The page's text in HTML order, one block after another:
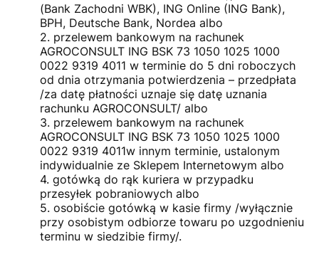
(Bank Zachodni WBK), ING Online (ING Bank),
BPH, Deutsche Bank, Nordea albo
2. przelewem bankowym na rachunek
AGROCONSULT ING BSK 73 1050 1025 1000
0022 9319 4011 w terminie do 5 dni roboczych
od dnia otrzymania potwierdzenia – przedpłata
/za datę płatności uznaje się datę uznania
rachunku AGROCONSULT/ albo
3. przelewem bankowym na rachunek
AGROCONSULT ING BSK 73 1050 1025 1000
0022 9319 4011w innym terminie, ustalonym
indywidualnie ze Sklepem Internetowym albo
4. gotówką do rąk kuriera w przypadku
przesyłek pobraniowych albo
5. osobiście gotówką w kasie firmy /wyłącznie
przy osobistym odbiorze towaru po uzgodnieniu
terminu w siedzibie firmy/.